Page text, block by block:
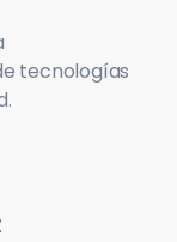
tecnologías